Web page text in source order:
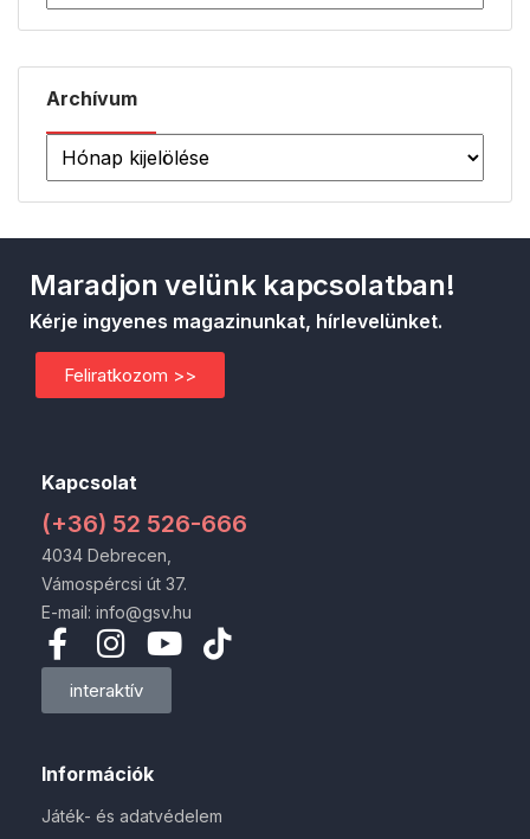
Archívum
Információk
Játék- és adatvédelem
Kapcsolat
(+36) 52 526-666
4034 Debrecen,
Vámospércsi út 37.
E-mail: info@gsv.hu
interaktív
Maradjon velünk kapcsolatban!
Kérje ingyenes magazinunkat, hírlevelünket.
Feliratkozom >>